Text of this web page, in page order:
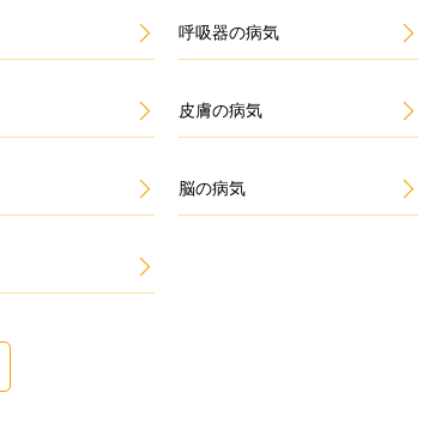
呼吸器の病気
皮膚の病気
脳の病気